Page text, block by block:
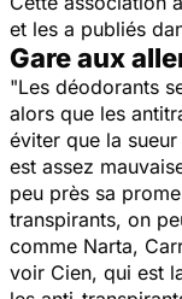
et les a publiés
Gare aux
"Les déodorants
alors que les
éviter que la
est assez
peu près sa
transpirants, on
comme Narta,
voir Cien, qui est